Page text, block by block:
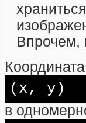
Впрочем,
(x, y)
в